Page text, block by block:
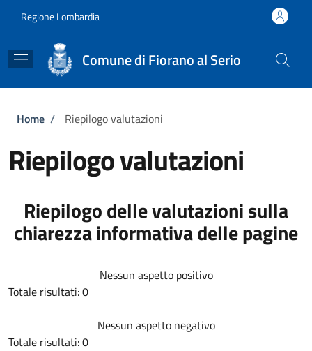
Regione Lombardia
Comune di Fiorano al Serio
Briciole di pane
Home / Riepilogo valutazioni
Riepilogo valutazioni
Riepilogo delle valutazioni sulla
chiarezza informativa delle pagine
Nessun aspetto positivo
Totale risultati: 0
Nessun aspetto negativo
Totale risultati: 0